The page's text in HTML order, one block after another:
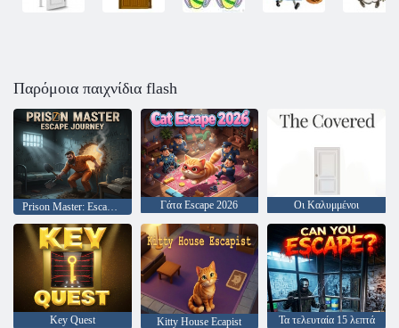
Παρόμοια παιχνίδια flash
Prison Master: Escape Journey Γάτα Escape 2026 Οι Καλυμμένοι
Key Quest Kitty House Ecapist Τα τελευταία 15 λεπτά